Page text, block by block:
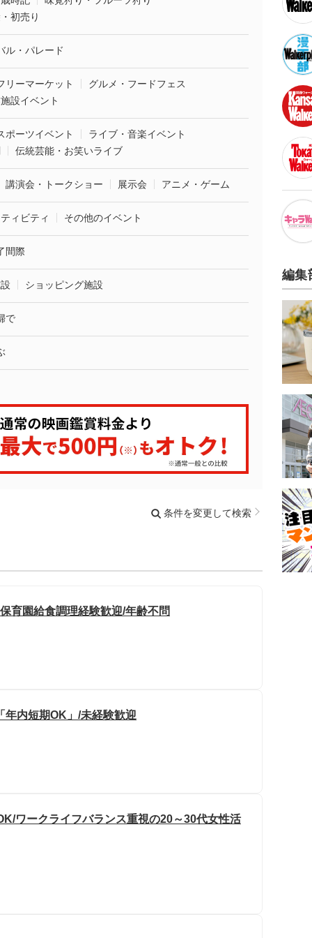
初売り
ル・パレード
リーマーケット
グルメ・フードフェス
設イベント
ポーツイベント
ライブ・音楽イベント
伝統芸能・お笑いライブ
講演会・トークショー 展示会 アニメ・ゲーム
ィビティ その他のイベント
間際
ショッピング施設
で
条件を変更して検索
育園給食調理経験歓迎/年齢不問
年内短期OK」/未経験歓迎
ワークライフバランス重視の20～30代女性活
編集